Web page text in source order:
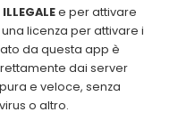
e per attivare
licenza per attivare i
da questa app è
dai server
e veloce, senza
o altro.